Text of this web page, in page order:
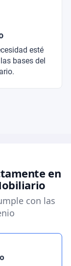
esté
bases del
en
con las